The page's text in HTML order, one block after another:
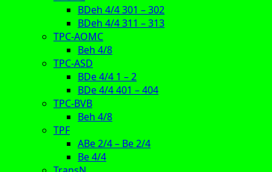
BDeh 4/4 301 – 302
BDeh 4/4 311 – 313
TPC-AOMC
Beh 4/8
TPC-ASD
BDe 4/4 1 – 2
BDe 4/4 401 – 404
TPC-BVB
Beh 4/8
TPF
ABe 2/4 – Be 2/4
Be 4/4